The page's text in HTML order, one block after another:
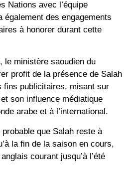
Nations avec l’équipe
également des engagements
à honorer durant cette
le ministère saoudien du
profit de la présence de Salah
fins publicitaires, misant sur
son influence médiatique
arabe et à l’international.
que Salah reste à
la fin de la saison en cours,
courant jusqu’à l’été